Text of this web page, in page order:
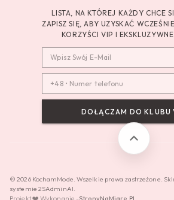
LISTA, NA KTÓREJ KAŻDY CHCE
ZAPISZ SIĘ, ABY UZYSKAĆ
KORZYŚCI VIP I EKSKLUZYWNE
DOŁĄCZAM DO KLUBU
© 2026 KochamMode. Wszelkie prawa zastrzeżone.
systemie 2SAdminAI.